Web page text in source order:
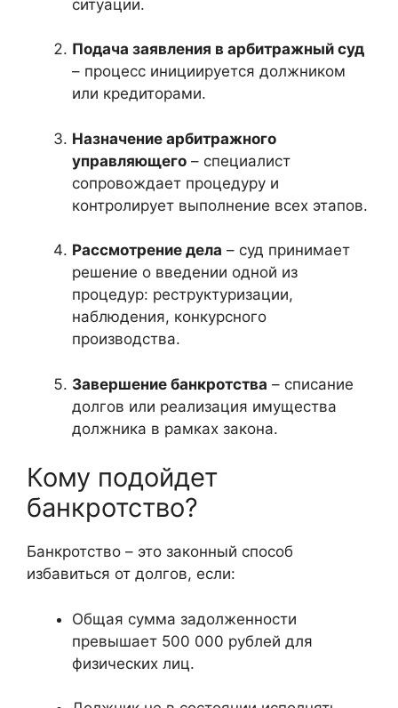
ситуации.
Подача заявления в арбитражный суд
– процесс инициируется должником
или кредиторами.
Назначение арбитражного
управляющего – специалист
сопровождает процедуру и
контролирует выполнение всех этапов.
Рассмотрение дела – суд принимает
решение о введении одной из
процедур: реструктуризации,
наблюдения, конкурсного
производства.
Завершение банкротства – списание
долгов или реализация имущества
должника в рамках закона.
Кому подойдет
банкротство?
Банкротство – это законный способ
избавиться от долгов, если:
Общая сумма задолженности
превышает 500 000 рублей для
физических лиц.